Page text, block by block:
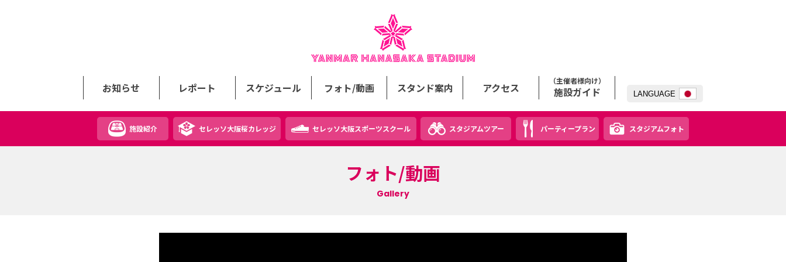
お知らせ レポート スケジュール フォト/動画 スタンド案内 アクセス
（主催者様向け）
施設ガイド
施設紹介 セレッソ大阪桜カレッジ セレッソ大阪スポーツスクール スタジアムツアー パーティープラン スタジアムフォト
LANGUAGE
フォト/動画
Gallery